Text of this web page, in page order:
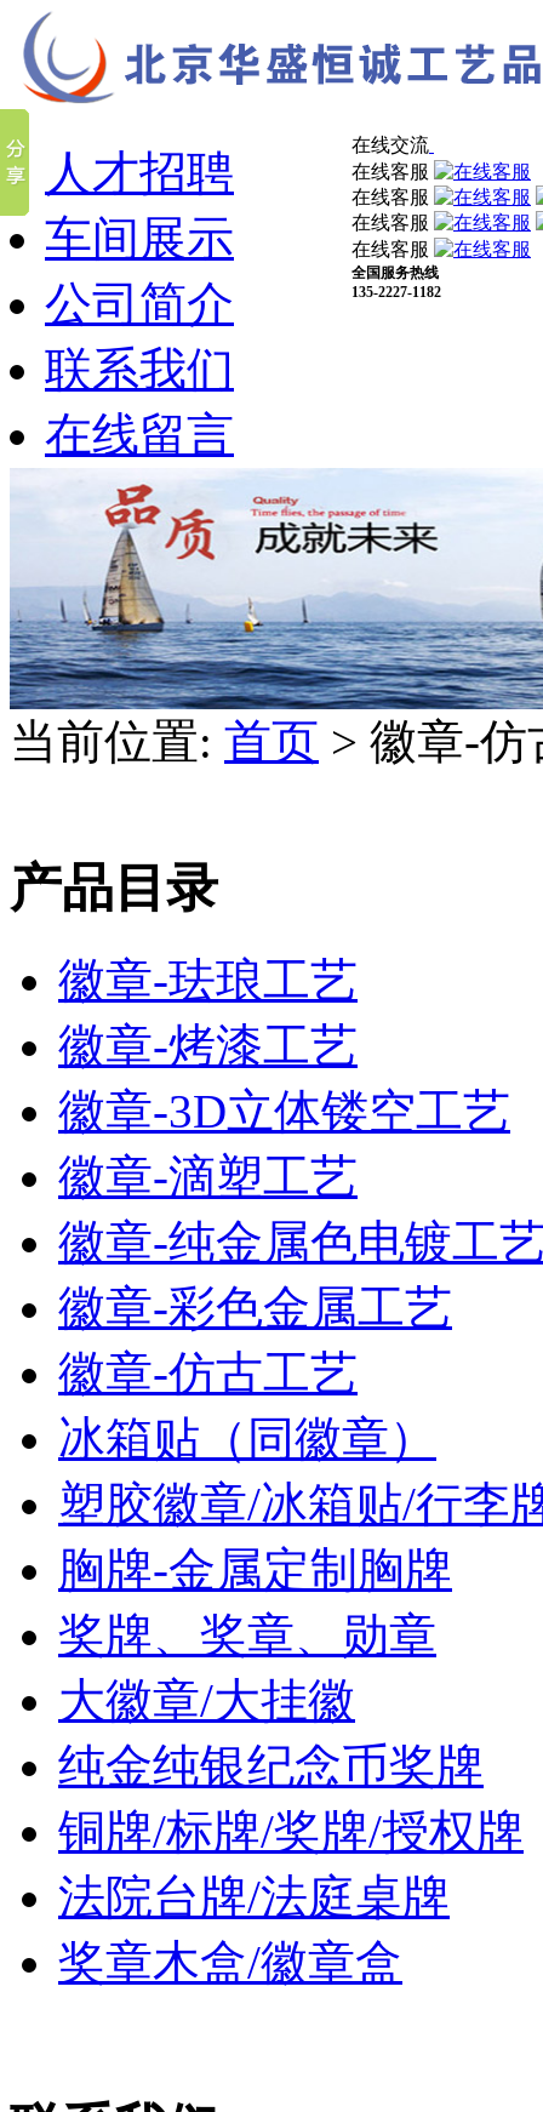
人才招聘
车间展示
公司简介
联系我们
在线留言
当前位置: 首页 > 徽章-仿
产品目录
徽章-珐琅工艺
徽章-烤漆工艺
徽章-3D立体镂空工艺
徽章-滴塑工艺
徽章-纯金属色电镀工
徽章-彩色金属工艺
徽章-仿古工艺
冰箱贴（同徽章）
塑胶徽章/冰箱贴/行李
胸牌-金属定制胸牌
奖牌、奖章、勋章
大徽章/大挂徽
纯金纯银纪念币奖牌
铜牌/标牌/奖牌/授权牌
法院台牌/法庭桌牌
奖章木盒/徽章盒
在线交流
在线客服
在线客服
在线客服
在线客服
全国服务热线
135-2227-1182